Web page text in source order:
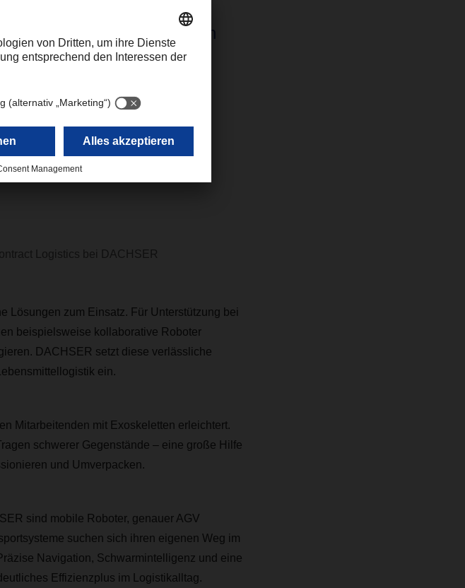
wir nicht nur in den
Transportnetzwerks und
innovative Technologien im
unser starkes
entlasten gleichzeitig
Logistics bei DACHSER
Lösungen zum Einsatz. Für Unterstützung bei
beispielsweise kollaborative Roboter
DACHSER setzt diese verlässliche
ein.
Mitarbeitenden mit Exoskeletten erleichtert.
schwerer Gegenstände – eine große Hilfe
und Umverpacken.
sind mobile Roboter, genauer AGV
suchen sich ihren eigenen Weg im
Navigation, Schwarmintelligenz und eine
Effizienzplus im Logistikalltag.